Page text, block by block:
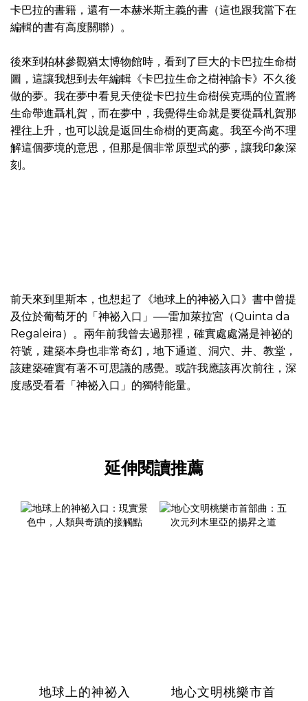
卡巴拉的書籍，還有一本赫米斯主義的書（這也跟我當下在
編輯的書有高度關聯）。
後來到柏林參觀猶太博物館時，看到了巨大的卡巴拉生命樹
圖，這讓我想到去年編輯《卡巴拉生命之樹神諭卡》不久後
做的夢。我在夢中看見天使從卡巴拉生命樹侯克瑪的位置將
生命帶進聶札賀，而在夢中，我覺得生命就是要從聶札賀那
裡往上升，也可以說是返回生命樹的更高處。我至今尚不理
解這個夢境的意思，但那是個非常原型式的夢，讓我印象深
刻。
前天來到里斯本，也想起了《地球上的神祕入口》書中曾提
及位於葡萄牙的「神祕入口」──雷加萊拉宮（Quinta da
Regaleira）。兩年前我曾去過那裡，確實處處滿是神祕的
符號，建築本身也非常奇幻，地下通道、洞穴、井、教堂，
該建築確實有著不可思議的感覺。或許我應該再次前往，深
度感受看看「神祕入口」的獨特能量。
延伸閱讀推薦
地球上的神祕入
地心文明桃樂市首